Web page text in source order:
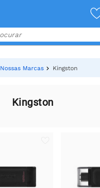
Nossas Marcas Kingston
Kingston